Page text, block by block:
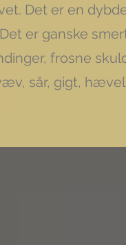
Det er en
er ganske
frosne
sår, gigt,